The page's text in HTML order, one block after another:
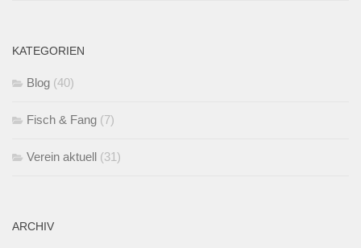
KATEGORIEN
Blog (40)
Fisch & Fang (7)
Verein aktuell (31)
ARCHIV